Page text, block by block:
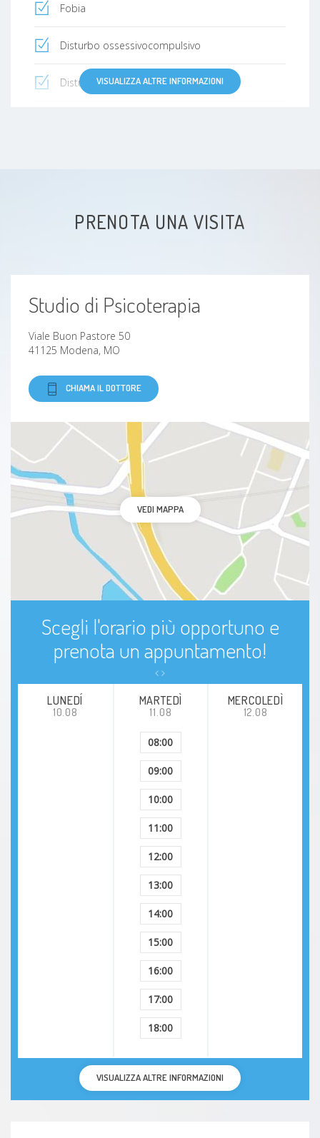
Fobia
Disturbo ossessivocompulsivo
Disturbo di personalità
Disturbi psicosomatici
Disturbo bipolare
Schizofrenia
VISUALIZZA ALTRE INFORMAZIONI
PRENOTA UNA VISITA
Studio di Psicoterapia
Viale Buon Pastore 50
41125 Modena, MO
CHIAMA IL DOTTORE
VEDI MAPPA
Scegli l'orario più opportuno e
prenota un appuntamento!
LUNEDÍ
10.08
MARTEDÌ
11.08
08:00
09:00
10:00
11:00
12:00
13:00
14:00
15:00
16:00
17:00
18:00
MERCOLEDÌ
12.08
VISUALIZZA ALTRE INFORMAZIONI